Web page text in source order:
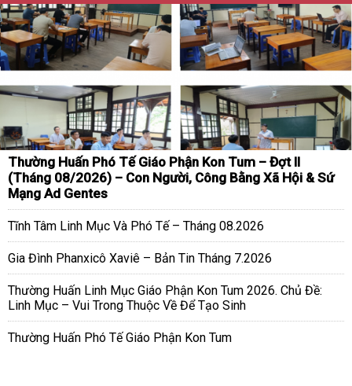
Thường Huấn Phó Tế Giáo Phận Kon Tum – Đợt II
(Tháng 08/2026) – Con Người, Công Bằng Xã Hội & Sứ
Mạng Ad Gentes
Tĩnh Tâm Linh Mục Và Phó Tế – Tháng 08.2026
Gia Đình Phanxicô Xaviê – Bản Tin Tháng 7.2026
Thường Huấn Linh Mục Giáo Phận Kon Tum 2026. Chủ Đề:
Linh Mục – Vui Trong Thuộc Về Để Tạo Sinh
Thường Huấn Phó Tế Giáo Phận Kon Tum